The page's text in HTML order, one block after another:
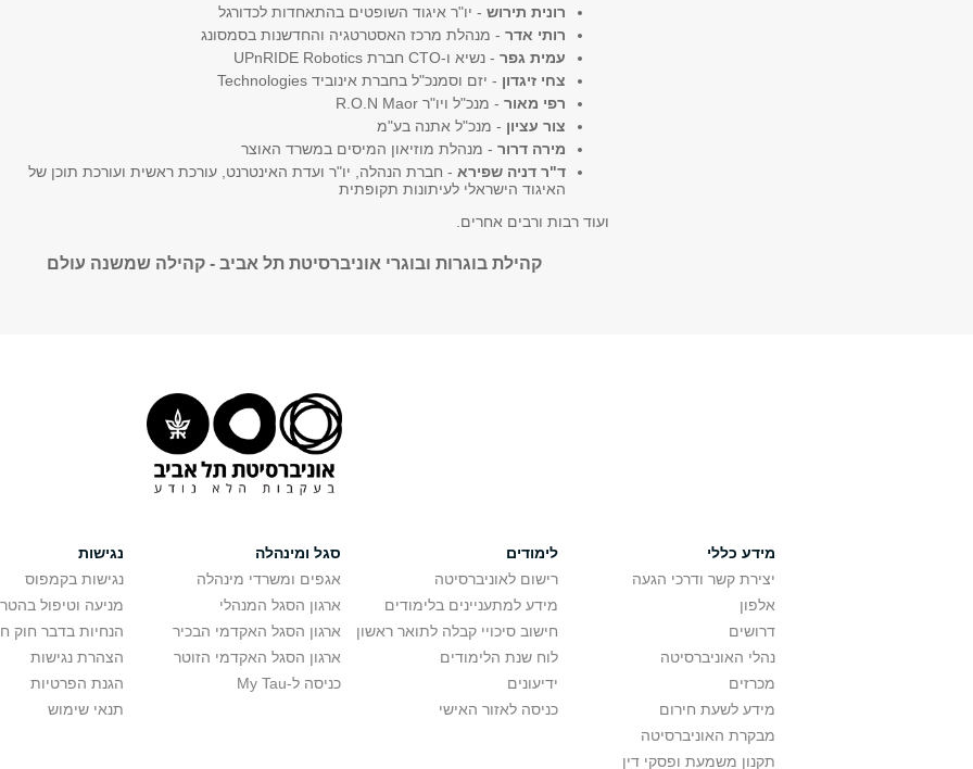
רונית תירוש - יו"ר איגוד השופטים בהתאחדות לכדורגל
רותי אדר - מנהלת מרכז האסטרטגיה והחדשנות בסמסונג
עמית גפר - נשיא ו-CTO חברת UPnRIDE Robotics
צחי זיגדון - יזם וסמנכ"ל בחברת אינוביד Technologies
רפי מאור - מנכ"ל ויו"ר R.O.N Maor
צור עציון - מנכ"ל אתנה בע"מ
מירה דרור - מנהלת מוזיאון המיסים במשרד האוצר
ד"ר דניה שפירא - חברת הנהלה, יו"ר ועדת האינטרנט, עורכת ראשית ועורכת תוכן של
האיגוד הישראלי לעיתונות תקופתית
ועוד רבות ורבים אחרים.
קהילת בוגרות ובוגרי אוניברסיטת תל אביב - קהילה שמשנה עולם
מידע כללי
יצירת קשר ודרכי הגעה
אלפון
דרושים
נהלי האוניברסיטה
מכרזים
מידע לשעת חירום
מבקרת האוניברסיטה
תקנון משמעת ופסקי דין
לימודים
רישום לאוניברסיטה
מידע למתעניינים בלימודים
חישוב סיכויי קבלה לתואר ראשון
לוח שנת הלימודים
ידיעונים
כניסה לאזור האישי
סגל ומינהלה
אגפים ומשרדי מינהלה
ארגון הסגל המנהלי
ארגון הסגל האקדמי הבכיר
ארגון הסגל האקדמי הזוטר
כניסה ל-My Tau
נגישות
נגישות בקמפוס
מניעה וטיפול
הנחיות בדבר חוק
הצהרת נגישות
הגנת הפרטיות
תנאי שימוש